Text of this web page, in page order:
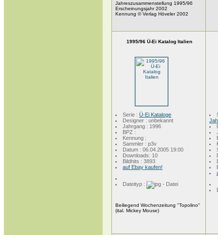
Jahreszusammenstellung 1995/96
Erscheinungsjahr 2002
Kennung © Verlag Höveler 2002
1995/96 Ü-Ei Katalog Italien
Serie : Ü-Ei Kataloge
Designer : unbekannt
Jahrgang : 1996
BPZ :
Kennung :
Sammler : p3v
Datum : 06.04.2005 19:00
Downloads: 10
Bildhits : 3893
auf Ebay kaufen!
Dateityp :
Beiliegend Wochenzeitung "Topolino"
(ital. Mickey Mouse)